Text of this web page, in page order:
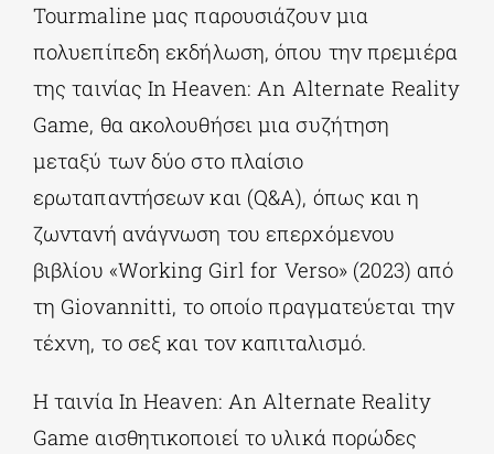
Tourmaline μας παρουσιάζουν μια
πολυεπίπεδη εκδήλωση, όπου την πρεμιέρα
της ταινίας In Heaven: An Alternate Reality
Game, θα ακολουθήσει μια συζήτηση
μεταξύ των δύο στο πλαίσιο
ερωταπαντήσεων και (Q&A), όπως και η
ζωντανή ανάγνωση του επερχόμενου
βιβλίου «Working Girl for Verso» (2023) από
τη Giovannitti, το οποίο πραγματεύεται την
τέχνη, το σεξ και τον καπιταλισμό.
Η ταινία In Heaven: An Alternate Reality
Game αισθητικοποιεί το υλικά πορώδες